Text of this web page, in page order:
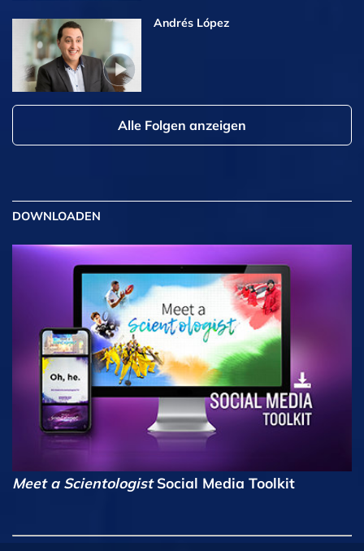
Andrés López
Alle Folgen anzeigen
DOWNLOADEN
Meet a ScientologistSocial Media Toolkit